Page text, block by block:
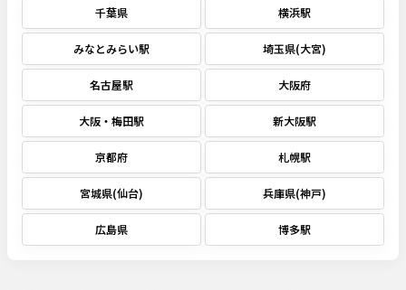
千葉県 横浜駅
みなとみらい駅 埼玉県(大宮)
名古屋駅 大阪府
大阪・梅田駅 新大阪駅
京都府 札幌駅
宮城県(仙台) 兵庫県(神戸)
広島県 博多駅